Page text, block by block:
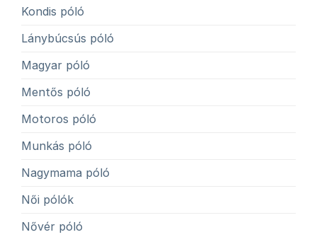
Kondis póló
Lánybúcsús póló
Magyar póló
Mentős póló
Motoros póló
Munkás póló
Nagymama póló
Női pólók
Nővér póló